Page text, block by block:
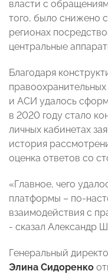
власти с
того, было снижено
регионах
центральные
Благодаря
и АСИ удалось
в 2020 году стало
личных кабинетах
история
оценка ответов со
«Главное, чего
платформы – по-
взаимодействия с
- сказал Александр
Генеральный
Элина Сидоренко